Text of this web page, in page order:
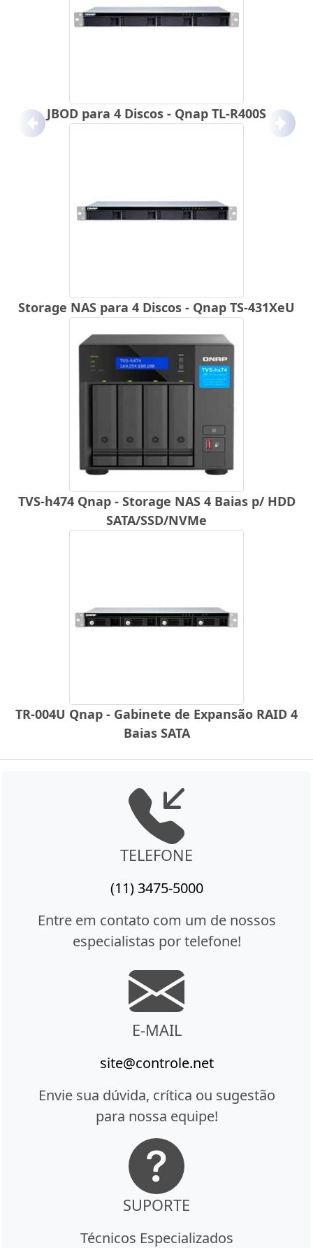
JBOD para 4 Discos - Qnap TL-R400S
Storage NAS para 4 Discos - Qnap TS-431XeU
TVS-h474 Qnap - Storage NAS 4 Baias p/ HDD
SATA/SSD/NVMe
TR-004U Qnap - Gabinete de Expansão RAID 4
Baias SATA
Anterior
TELEFONE
(11) 3475-5000
Entre em contato com um de nossos
especialistas por telefone!
E-MAIL
site@controle.net
Envie sua dúvida, crítica ou sugestão
para nossa equipe!
SUPORTE
Técnicos Especializados